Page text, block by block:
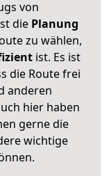
von
diePlanung
zu wählen,
ist. Es ist
die Route frei
anderen
hier haben
gerne die
wichtige